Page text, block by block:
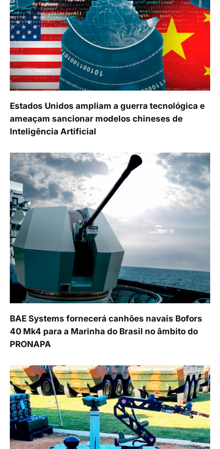
Estados Unidos ampliam a guerra tecnológica e
ameaçam sancionar modelos chineses de
Inteligência Artificial
BAE Systems fornecerá canhões navais Bofors
40 Mk4 para a Marinha do Brasil no âmbito do
PRONAPA